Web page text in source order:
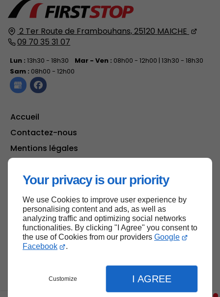
Your privacy is our priority
We use Cookies to improve user experience by
personalising content and ads, as well as
analyzing traffic and optimizing social networks
functionalities. By clicking "I Agree" you consent to
the use of Cookies from our providers Google
Facebook
.
Customize I AGREE
2 Ter Route de Frambouhans,25120 MAICHE
09 70 35 31 07
Lun :13h30 - 18h30 Mar - Ven : 08h00 - 12h00 | 13h30 - 18h30
Sam : 08h00 - 12h00
Accueil
Contactez-nous
Mentions légales
Haut de page